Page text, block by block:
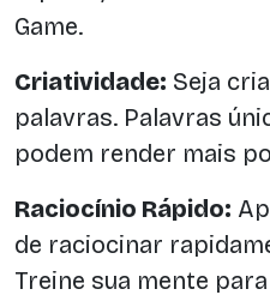
Game.
Criatividade: Seja
palavras. Palavras
podem render mais
Raciocínio Rápido:
de raciocinar
Treine sua mente